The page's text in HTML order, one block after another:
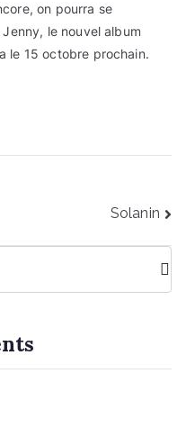
on pourra se
le nouvel album
le 15 octobre prochain.
Solanin